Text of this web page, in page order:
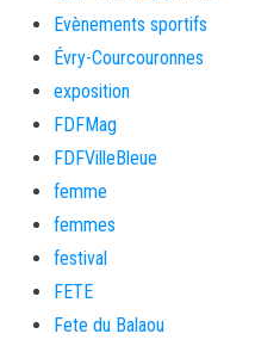
Evènements sportifs
Évry-Courcouronnes
exposition
FDFMag
FDFVilleBleue
femme
femmes
festival
FETE
Fete du Balaou